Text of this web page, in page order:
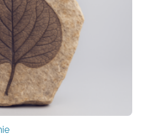
in der Bäckerhefe
entdeckt, der für die
entscheidend ist. Die
2025 in der